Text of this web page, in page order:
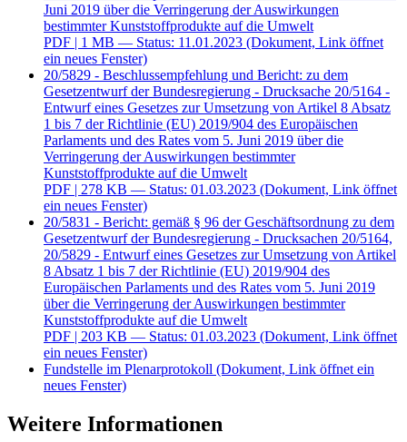
Juni 2019 über die Verringerung der Auswirkungen
bestimmter Kunststoffprodukte auf die Umwelt
PDF | 1 MB — Status: 11.01.2023 (Dokument, Link öffnet
ein neues Fenster)
20/5829 - Beschlussempfehlung und Bericht: zu dem
Gesetzentwurf der Bundesregierung - Drucksache 20/5164 -
Entwurf eines Gesetzes zur Umsetzung von Artikel 8 Absatz
1 bis 7 der Richtlinie (EU) 2019/904 des Europäischen
Parlaments und des Rates vom 5. Juni 2019 über die
Verringerung der Auswirkungen bestimmter
Kunststoffprodukte auf die Umwelt
PDF | 278 KB — Status: 01.03.2023 (Dokument, Link öffnet
ein neues Fenster)
20/5831 - Bericht: gemäß § 96 der Geschäftsordnung zu dem
Gesetzentwurf der Bundesregierung - Drucksachen 20/5164,
20/5829 - Entwurf eines Gesetzes zur Umsetzung von Artikel
8 Absatz 1 bis 7 der Richtlinie (EU) 2019/904 des
Europäischen Parlaments und des Rates vom 5. Juni 2019
über die Verringerung der Auswirkungen bestimmter
Kunststoffprodukte auf die Umwelt
PDF | 203 KB — Status: 01.03.2023 (Dokument, Link öffnet
ein neues Fenster)
Fundstelle im Plenarprotokoll (Dokument, Link öffnet ein
neues Fenster)
Weitere Informationen